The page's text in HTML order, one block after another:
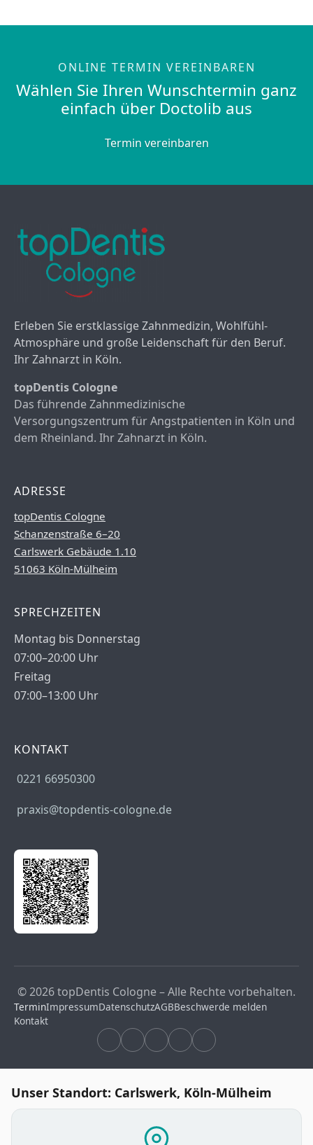
ONLINE TERMIN VEREINBAREN
Wählen Sie Ihren Wunschtermin ganz
einfach über Doctolib aus
Termin vereinbaren
Erleben Sie erstklassige Zahnmedizin, Wohlfühl-
Atmosphäre und große Leidenschaft für den Beruf.
Ihr Zahnarzt in Köln.
topDentis Cologne
Das führende Zahnmedizinische
Versorgungszentrum für Angstpatienten in Köln und
dem Rheinland. Ihr Zahnarzt in Köln.
ADRESSE
topDentis Cologne
Schanzenstraße 6–20
Carlswerk Gebäude 1.10
51063 Köln-Mülheim
SPRECHZEITEN
Montag bis Donnerstag
07:00–20:00 Uhr
Freitag
07:00–13:00 Uhr
KONTAKT
0221 66950300
praxis@topdentis-cologne.de
© 2026 topDentis Cologne – Alle Rechte vorbehalten.
TerminImpressumDatenschutzAGBBeschwerde melden
Kontakt
Unser Standort: Carlswerk, Köln-Mülheim